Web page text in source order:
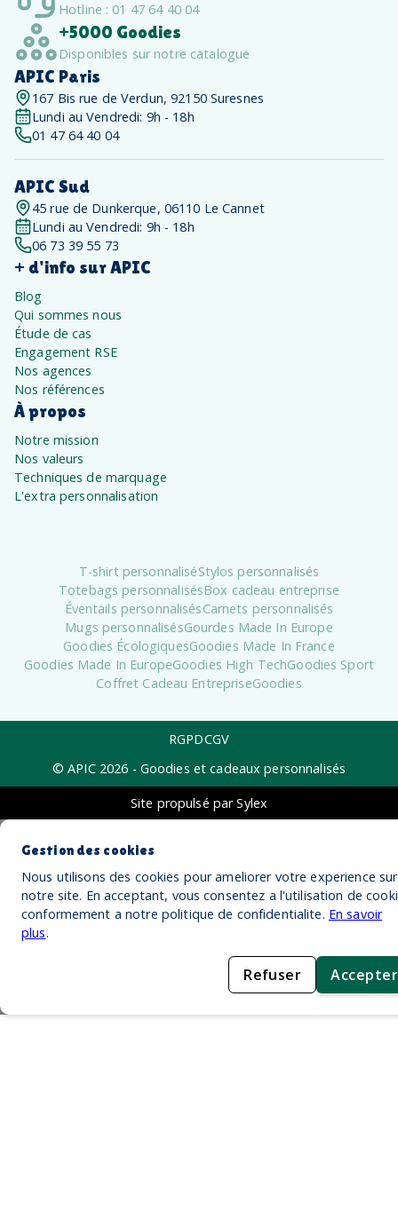
Hotline : 01 47 64 40 04
+5000 Goodies
Disponibles sur notre catalogue
APIC Paris
167 Bis rue de Verdun, 92150 Suresnes
Lundi au Vendredi: 9h - 18h
01 47 64 40 04
APIC Sud
45 rue de Dunkerque, 06110 Le Cannet
Lundi au Vendredi: 9h - 18h
06 73 39 55 73
+ d'info sur APIC
Blog
Qui sommes nous
Étude de cas
Engagement RSE
Nos agences
Nos références
À propos
Notre mission
Nos valeurs
Techniques de marquage
L'extra personnalisation
T-shirt personnaliséStylos personnalisés
Totebags personnalisésBox cadeau entreprise
Éventails personnalisésCarnets personnalisés
Mugs personnalisésGourdes Made In Europe
Goodies ÉcologiquesGoodies Made In France
Goodies Made In EuropeGoodies High TechGoodies Sport
Coffret Cadeau EntrepriseGoodies
RGPDCGV
© APIC 2026 - Goodies et cadeaux personnalisés
Site propulsé par Sylex
Gestion des cookies
Nous utilisons des cookies pour ameliorer votre experience sur
notre site. En acceptant, vous consentez a l'utilisation de
conformement a notre politique de confidentialite. En savoir
plus.
Refuser Accepter